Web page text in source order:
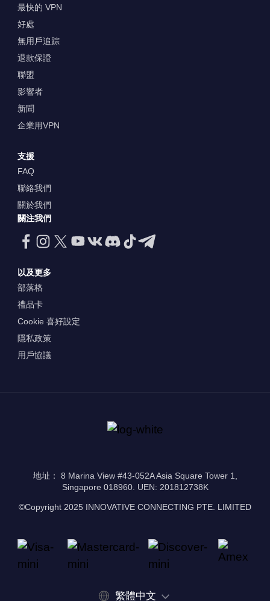
最快的 VPN
好處
無用戶追踪
退款保證
聯盟
影響者
新聞
企業用VPN
支援
FAQ
聯絡我們
關於我們
關注我們
以及更多
部落格
禮品卡
Cookie 喜好設定
隱私政策
用戶協議
地址： 8 Marina View #43-052A Asia Square Tower 1,
Singapore 018960. UEN: 201812738K
©Copyright 2025 INNOVATIVE CONNECTING PTE. LIMITED
繁體中文